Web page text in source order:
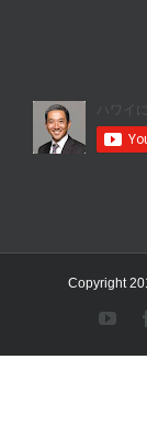
Copyright